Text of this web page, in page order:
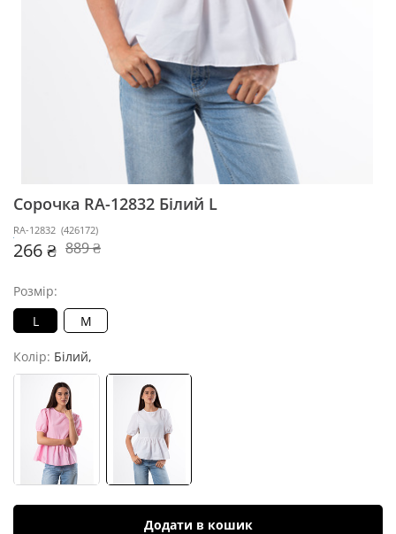
Сорочка RA-12832 Білий L
RA-12832 (426172)
266 ₴ 889 ₴
Розмір:
L
M
Колір: Білий,
Додати в кошик